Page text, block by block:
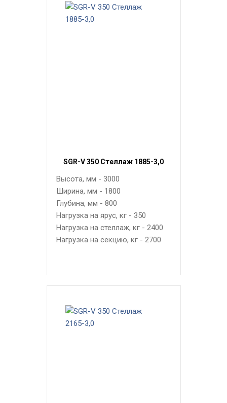
SGR-V 350 Стеллаж 1885-3,0
Высота, мм - 3000
Ширина, мм - 1800
Глубина, мм - 800
Нагрузка на ярус, кг - 350
Нагрузка на стеллаж, кг - 2400
Нагрузка на секцию, кг - 2700